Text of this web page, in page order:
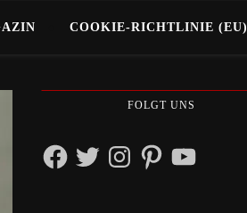
COOKIE-RICHTLINIE (EU)
FOLGT UNS
FacebookTwitterInstagramPinterestYouTube